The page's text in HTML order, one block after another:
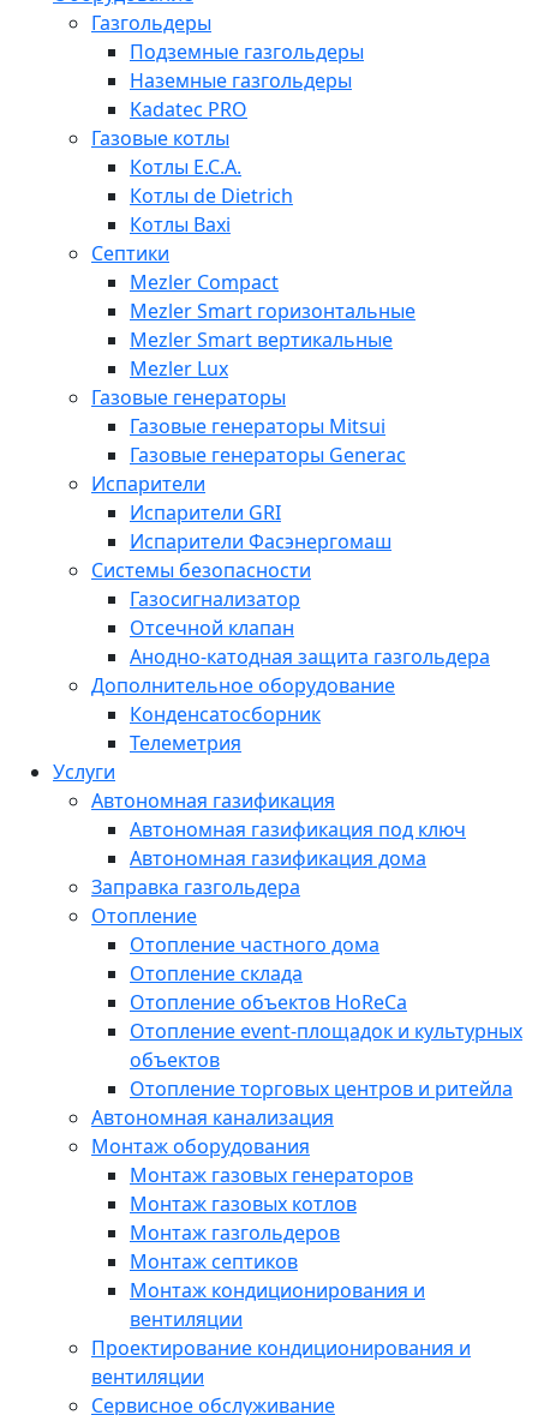
Газгольдеры
Подземные газгольдеры
Наземные газгольдеры
Kadatec PRO
Газовые котлы
Котлы E.C.A.
Котлы de Dietrich
Котлы Baxi
Септики
Mezler Compact
Mezler Smart горизонтальные
Mezler Smart вертикальные
Mezler Lux
Газовые генераторы
Газовые генераторы Mitsui
Газовые генераторы Generac
Испарители
Испарители GRI
Испарители Фасэнергомаш
Системы безопасности
Газосигнализатор
Отсечной клапан
Анодно-катодная защита газгольдера
Дополнительное оборудование
Конденсатосборник
Телеметрия
Услуги
Автономная газификация
Автономная газификация под ключ
Автономная газификация дома
Заправка газгольдера
Отопление
Отопление частного дома
Отопление склада
Отопление объектов HoReCa
Отопление event-площадок и культурных
объектов
Отопление торговых центров и ритейла
Автономная канализация
Монтаж оборудования
Монтаж газовых генераторов
Монтаж газовых котлов
Монтаж газгольдеров
Монтаж септиков
Монтаж кондиционирования и
вентиляции
Проектирование кондиционирования и
вентиляции
Сервисное обслуживание